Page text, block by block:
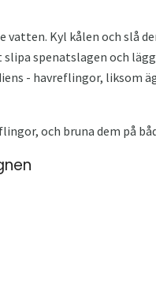
Kyl kålen och slå
spenatslagen och
- havreflingor, liksom
och bruna dem på